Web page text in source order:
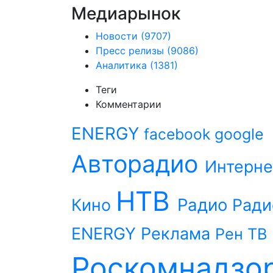
Медиарынок
Новости (9707)
Пресс релизы (9086)
Аналитика (1381)
Теги
Комментарии
ENERGY facebook google
Авторадио
Кино НТВ Радио
ENERGY Реклама Рен ТВ